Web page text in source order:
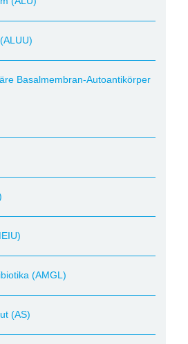
Basalmembran-Autoantikörper
(AMGL)
(AS)